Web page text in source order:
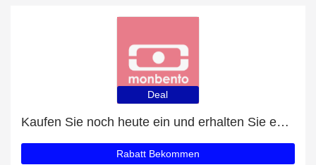
Deal
Kaufen Sie noch heute ein und erhalten Sie exklusive Angebote
Rabatt Bekommen